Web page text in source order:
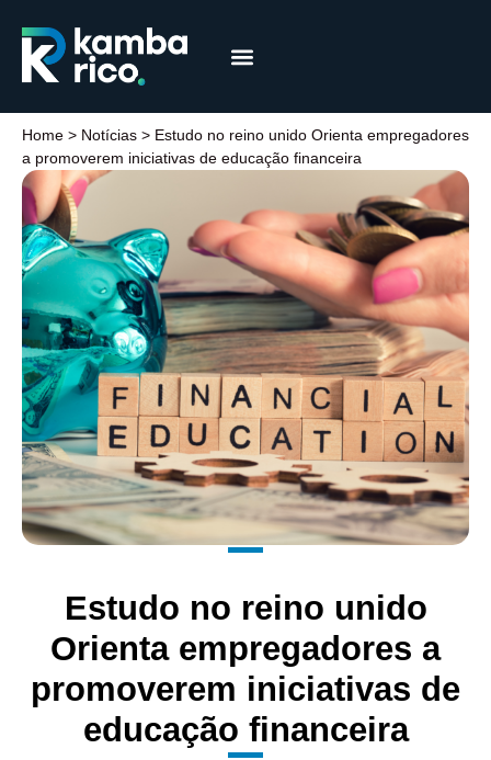
Home > Notícias > Estudo no reino unido Orienta empregadores
a promoverem iniciativas de educação financeira
Estudo no reino unido
Orienta empregadores a
promoverem iniciativas de
educação financeira